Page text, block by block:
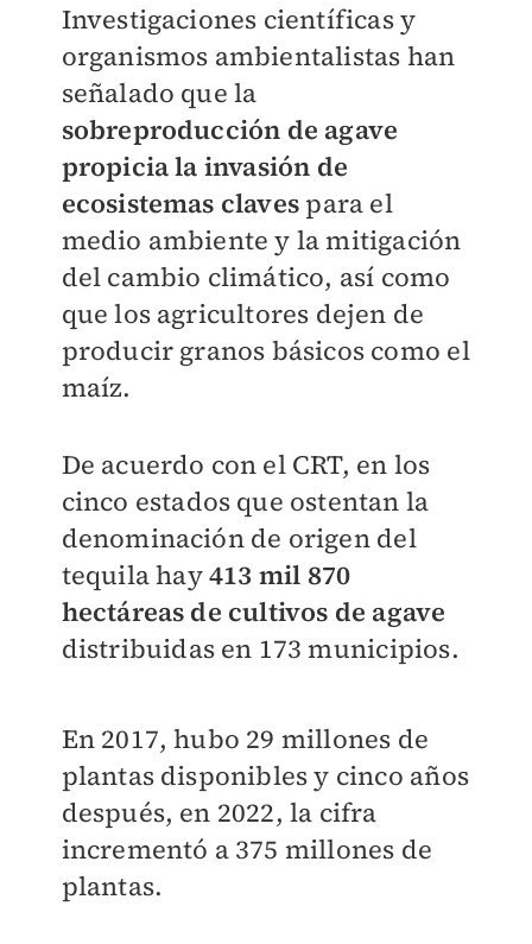
Investigaciones científicas y
organismos ambientalistas han
señalado que la
sobreproducción de agave
propicia la invasión de
ecosistemas claves para el
medio ambiente y la mitigación
del cambio climático, así como
que los agricultores dejen de
producir granos básicos como el
maíz.
De acuerdo con el CRT, en los
cinco estados que ostentan la
denominación de origen del
tequila hay413 mil 870
hectáreas de cultivos de agave
distribuidas en 173 municipios.
En 2017, hubo 29 millones de
plantas disponibles y cinco años
después, en 2022, la cifra
incrementó a 375 millones de
plantas.